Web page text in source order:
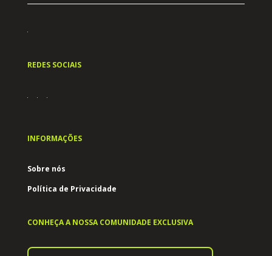
INFORMAÇÕES
Política de Privacidade